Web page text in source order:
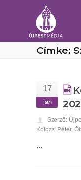
Címke:
17
jan
Szerző:
Kolozsi Péter,
...